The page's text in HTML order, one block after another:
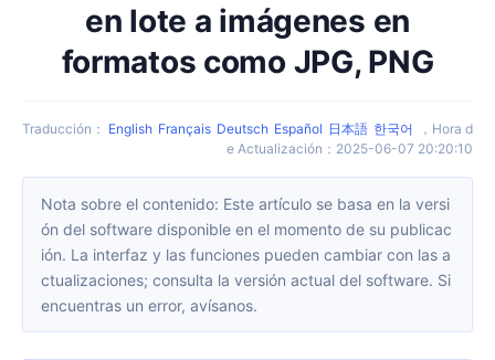
en lote a imágenes en
formatos como JPG, PNG
Traducción ： English Français Deutsch Español 日本語 한국어 ， Hora d
e Actualización ： 2025-06-07 20:20:10
Nota sobre el contenido: Este artículo se basa en la versi
ón del software disponible en el momento de su publicac
ión. La interfaz y las funciones pueden cambiar con las a
ctualizaciones; consulta la versión actual del software. Si
encuentras un error, avísanos.